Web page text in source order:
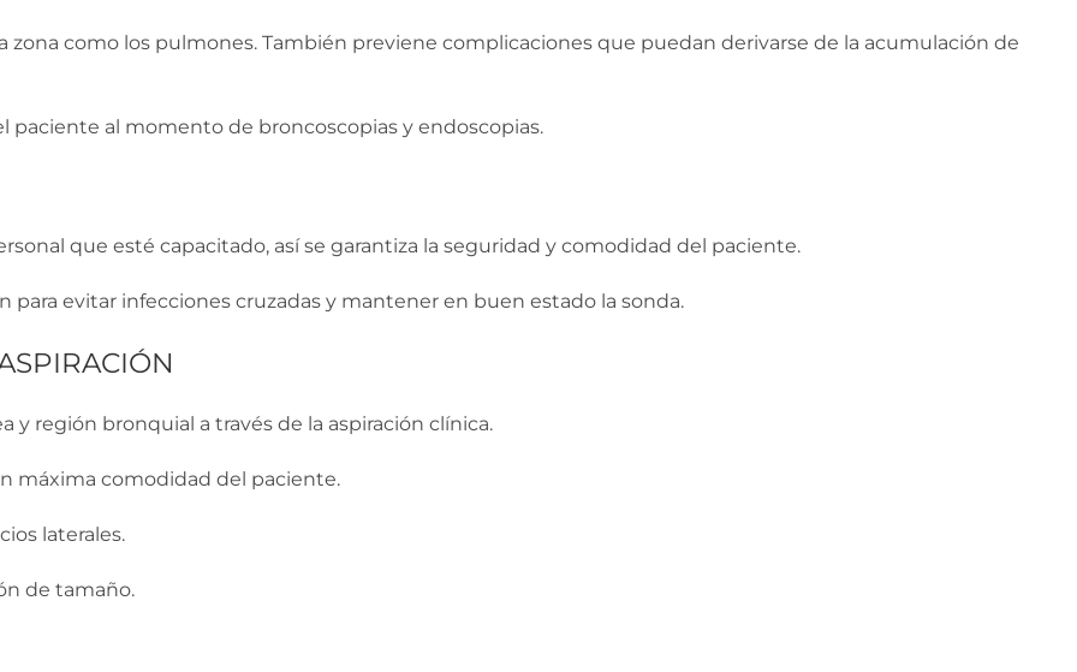
zona como los pulmones. También previene complicaciones que puedan derivarse de la acumulación de
paciente al momento de broncoscopias y endoscopias.
que esté capacitado, así se garantiza la seguridad y comodidad del paciente.
para evitar infecciones cruzadas y mantener en buen estado la sonda.
y región bronquial a través de la aspiración clínica.
máxima comodidad del paciente.
laterales.
de tamaño.